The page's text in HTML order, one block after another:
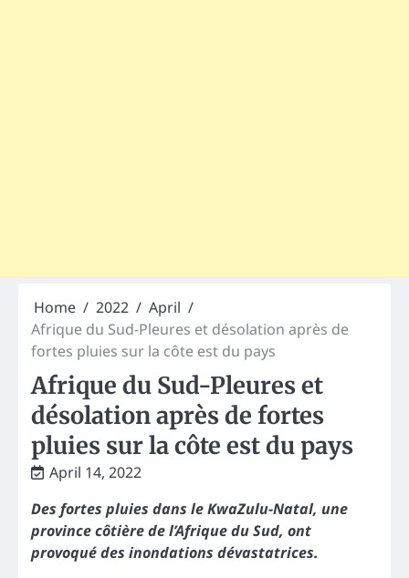
Home 2022
April
Afrique du Sud-Pleures et désolation après de
fortes pluies sur la côte est du pays
Afrique du Sud-Pleures et
désolation après de fortes
pluies sur la côte est du pays
April 14, 2022
Des fortes pluies dans le KwaZulu-Natal, une
province côtière de l’Afrique du Sud, ont
provoqué des inondations dévastatrices.